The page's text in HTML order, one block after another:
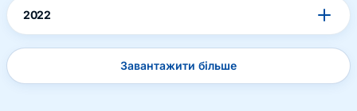
2022
Завантажити більше